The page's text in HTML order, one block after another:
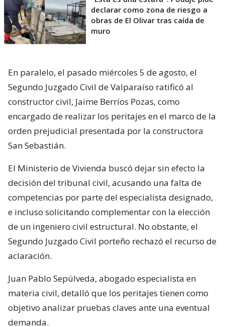
declarar como zona de riesgo a
obras de El Olivar tras caída de
muro
En paralelo, el pasado miércoles 5 de agosto, el
Segundo Juzgado Civil de Valparaíso ratificó al
constructor civil, Jaime Berríos Pozas, como
encargado de realizar los peritajes en el marco de la
orden prejudicial presentada por la constructora
San Sebastián.
El Ministerio de Vivienda buscó dejar sin efecto la
decisión del tribunal civil, acusando una falta de
competencias por parte del especialista designado,
e incluso solicitando complementar con la elección
de un ingeniero civil estructural. No obstante, el
Segundo Juzgado Civil porteño rechazó el recurso de
aclaración.
Juan Pablo Sepúlveda, abogado especialista en
materia civil, detalló que los peritajes tienen como
objetivo analizar pruebas claves ante una eventual
demanda.